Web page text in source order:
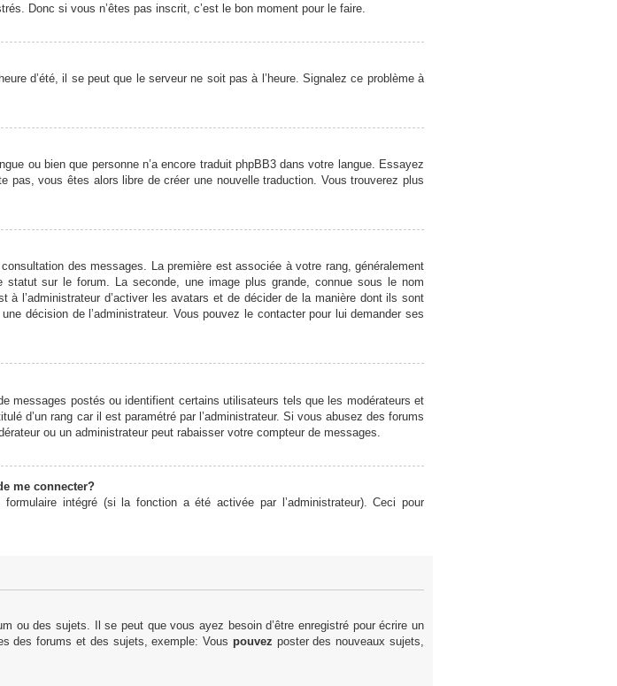
Donc si vous n’êtes pas inscrit, c’est le bon moment pour le faire.
d’été, il se peut que le serveur ne soit pas à l’heure. Signalez ce problème à
ou bien que personne n’a encore traduit phpBB3 dans votre langue. Essayez
pas, vous êtes alors libre de créer une nouvelle traduction. Vous trouverez plus
des messages. La première est associée à votre rang, généralement
sur le forum. La seconde, une image plus grande, connue sous le nom
à l’administrateur d’activer les avatars et de décider de la manière dont ils sont
décision de l’administrateur. Vous pouvez le contacter pour lui demander ses
messages postés ou identifient certains utilisateurs tels que les modérateurs et
d’un rang car il est paramétré par l’administrateur. Si vous abusez des forums
ou un administrateur peut rabaisser votre compteur de messages.
me connecter?
intégré (si la fonction a été activée par l’administrateur). Ceci pour
ou des sujets. Il se peut que vous ayez besoin d’être enregistré pour écrire un
des forums et des sujets, exemple: Vous pouvez poster des nouveaux sujets,